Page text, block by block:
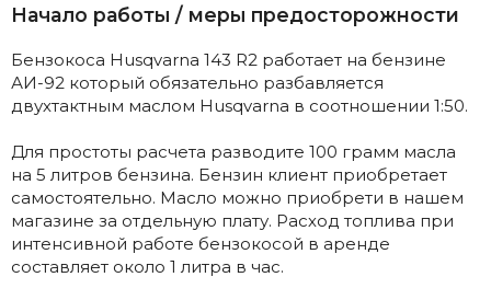
Начало работы / меры предосторожности
Бензокоса Husqvarna 143 R2 работает на бензине
АИ-92 который обязательно разбавляется
двухтактным маслом Husqvarna в соотношении 1:50.
Для простоты расчета разводите 100 грамм масла
на 5 литров бензина. Бензин клиент приобретает
самостоятельно. Масло можно приобрети в нашем
магазине за отдельную плату. Расход топлива при
интенсивной работе бензокосой в аренде
составляет около 1 литра в час.